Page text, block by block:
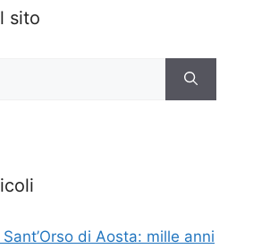
sito
di Aosta: mille anni